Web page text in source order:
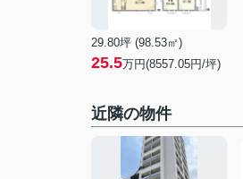
29.80坪 (98.53㎡)
25.5万円(8557.05円/坪)
近隣の物件